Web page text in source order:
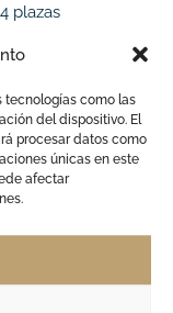
tecnologías como las
del dispositivo. El
procesar datos como
únicas en este
afectar
plazas
de
Dr.
sus
de